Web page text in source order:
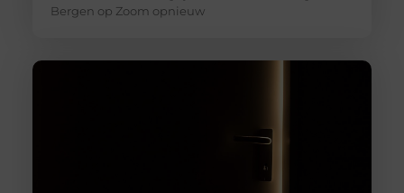
Bergen op Zoom opnieuw